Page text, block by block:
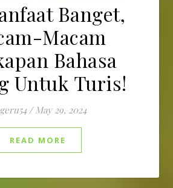
Banget,
Macam
Bahasa
Untuk Turis!
/ May 29, 2024
READ MORE